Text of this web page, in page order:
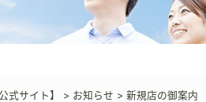
式サイト】 > お知らせ > 新規店の御案内